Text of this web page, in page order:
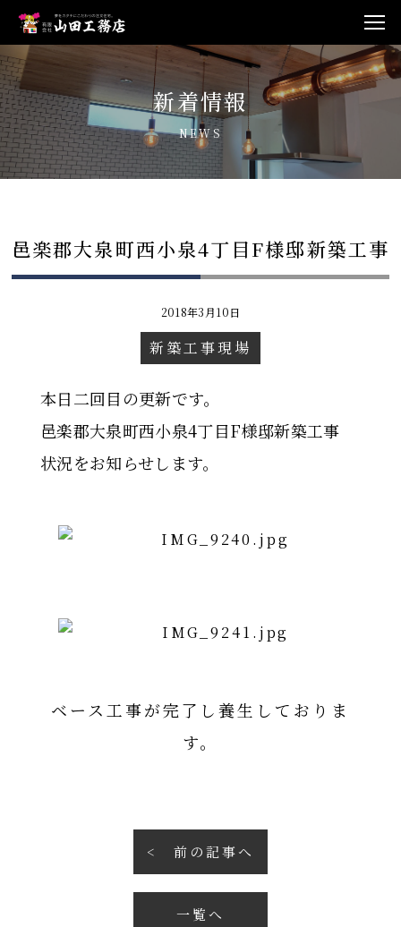
新着情報
NEWS
邑楽郡大泉町西小泉4丁目F様邸新築工事
2018年3月10日
新築工事現場
本日二回目の更新です。
邑楽郡大泉町西小泉4丁目F様邸新築工事
状況をお知らせします。
ベース工事が完了し養生しておりま
す。
前の記事へ
一覧へ